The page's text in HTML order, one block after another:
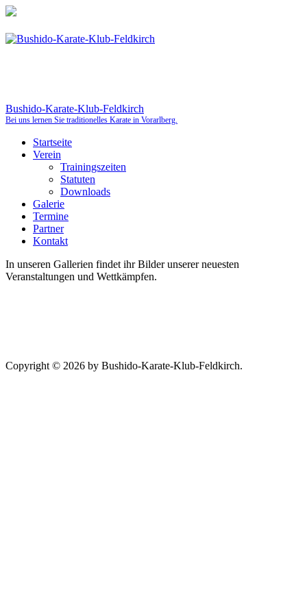
Bushido-Karate-Klub-Feldkirch
Bei uns lernen Sie traditionelles Karate in Vorarlberg.
Startseite
Verein
Trainingszeiten
Statuten
Downloads
Galerie
Termine
Partner
Kontakt
In unseren Gallerien findet ihr Bilder unserer neuesten
Veranstaltungen und Wettkämpfen.
Copyright © 2026 by Bushido-Karate-Klub-Feldkirch.